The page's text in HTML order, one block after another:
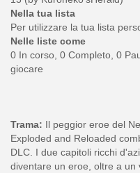
Nella tua lista
Per utilizzare la tua lista
Nelle liste come
0 In corso, 0 Completo, 0
giocare
Trama: Il peggior eroe del
Exploded and Reloaded
DLC. I due capitoli ricchi
diventare un eroe, oltre a un